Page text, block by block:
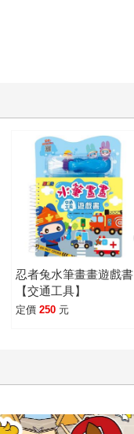
忍者兔水筆畫畫遊戲書
【交通工具】
定價 250 元